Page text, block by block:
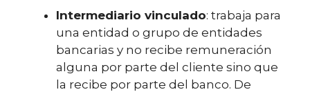
Intermediario vinculado: trabaja para
una entidad o grupo de entidades
bancarias y no recibe remuneración
alguna por parte del cliente sino que
la recibe por parte del banco. De